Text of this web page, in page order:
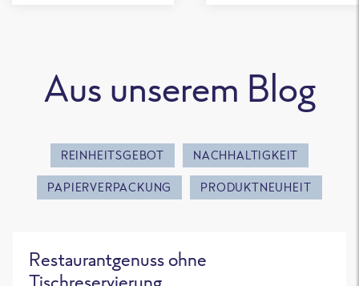
Aus unserem Blog
REINHEITSGEBOT NACHHALTIGKEIT
PAPIERVERPACKUNG PRODUKTNEUHEIT
Restaurantgenuss ohne